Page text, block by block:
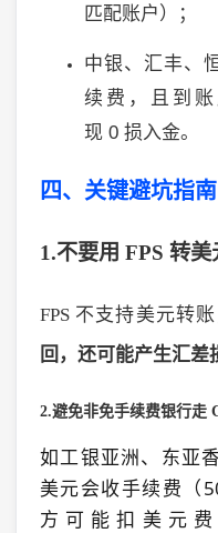
匹配账户）；
中银、汇丰、
续费，且到
现0 损入金。
四、关键避坑指
1.不要用 FPS 转美
FPS 不支持美元转
回，还可能产生汇差
2.避免非免手续费银行走
如工银亚洲、东亚
美元会收手续费（
方可能扣美元